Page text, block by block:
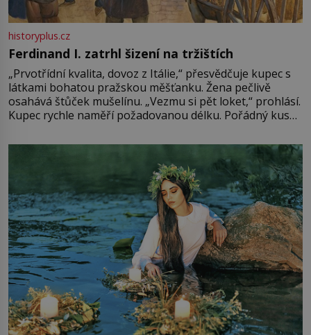
historyplus.cz
Ferdinand I. zatrhl šizení na tržištích
„Prvotřídní kvalita, dovoz z Itálie,“ přesvědčuje kupec s
látkami bohatou pražskou měšťanku. Žena pečlivě
osahává štůček mušelínu. „Vezmu si pět loket,“ prohlásí.
Kupec rychle naměří požadovanou délku. Pořádný kus
milostpaní. Stačí jenom na sukni,“ zhodnotí švadlena
množství růžového mušelínu. „Ošidili vás, podívejte.“